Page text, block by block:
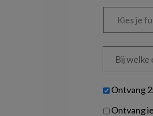
Kies
Bij
welke
je?
Untitled
Ontvang
Ontvang